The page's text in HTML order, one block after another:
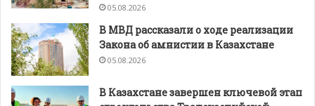
05.08.2026
В МВД рассказали о ходе реализации
Закона об амнистии в Казахстане
05.08.2026
В Казахстане завершен ключевой этап